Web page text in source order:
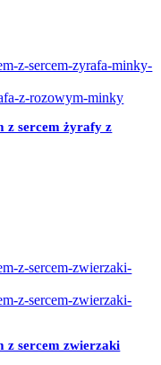
z sercem żyrafy z
z sercem zwierzaki